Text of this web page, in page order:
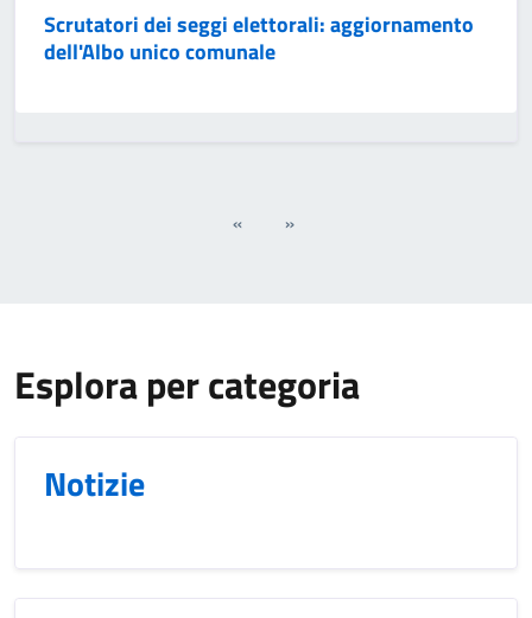
Scrutatori dei seggi elettorali: aggiornamento
dell'Albo unico comunale
« »
Esplora per categoria
Notizie